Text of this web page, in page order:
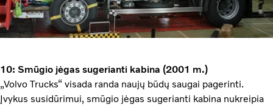
10: Smūgio jėgas sugerianti kabina (2001 m.)
„Volvo Trucks“ visada randa naujų būdų saugai pagerinti.
Įvykus susidūrimui, smūgio jėgas sugerianti kabina nukreipia